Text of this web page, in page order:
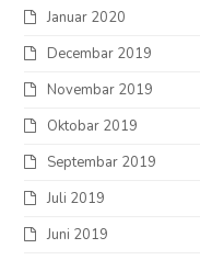
Januar 2020
Decembar 2019
Novembar 2019
Oktobar 2019
Septembar 2019
Juli 2019
Juni 2019